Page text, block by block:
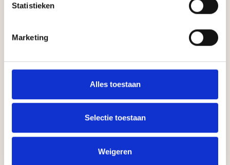
Statistieken
Marketing
Alles toestaan
Selectie toestaan
Weigeren
Saunageuren van
Wand-display Abachi
Saunageurflessen